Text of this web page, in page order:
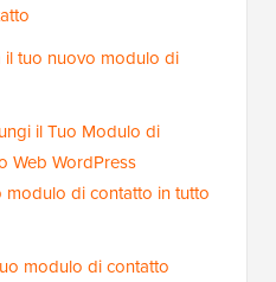
il tuo nuovo modulo di
il Tuo Modulo di
Web WordPress
modulo di contatto in tutto
modulo di contatto